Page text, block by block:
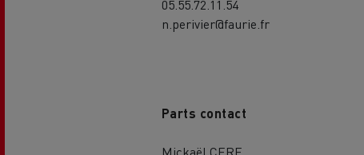
05.55.72.11.54
n.perivier@faurie.fr
Parts contact